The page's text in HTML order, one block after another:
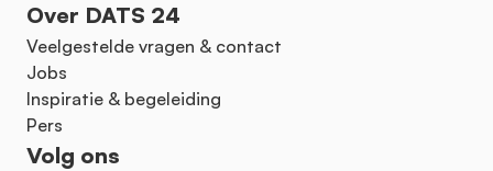
Over DATS 24
Veelgestelde vragen & contact
Jobs
Inspiratie & begeleiding
Pers
Volg ons